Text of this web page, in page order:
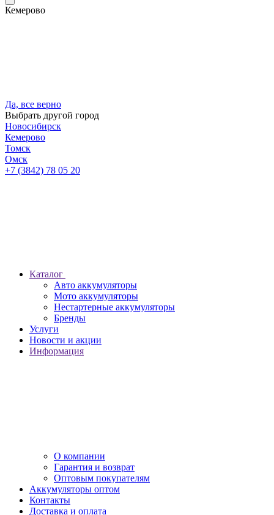
Кемерово
Да, все верно
Выбрать другой город
Новосибирск
Кемерово
Томск
Омск
+7 (3842) 78 05 20
Каталог
Авто аккумуляторы
Мото аккумуляторы
Нестартерные аккумуляторы
Бренды
Услуги
Новости и акции
Информация
О компании
Гарантия и возврат
Оптовым покупателям
Аккумуляторы оптом
Контакты
Доставка и оплата